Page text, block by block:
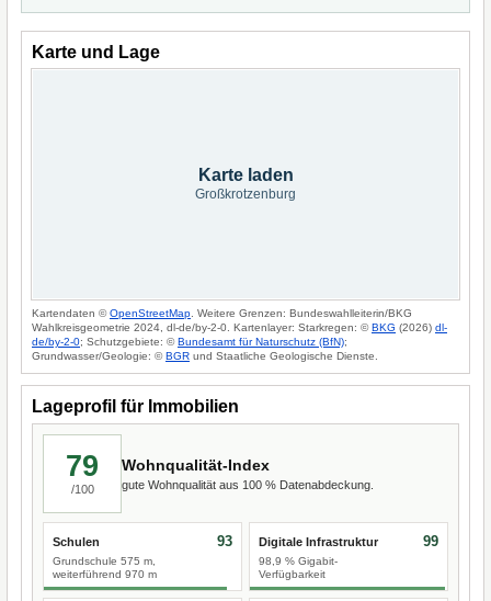
Karte und Lage
Karte laden
Großkrotzenburg
Kartendaten ©OpenStreetMap . Weitere Grenzen: Bundeswahlleiterin/BKG
Wahlkreisgeometrie 2024, dl-de/by-2-0. Kartenlayer: Starkregen: ©BKG (2026) dl-
de/by-2-0; Schutzgebiete: ©Bundesamt für Naturschutz (BfN);
Grundwasser/Geologie: ©BGR und Staatliche Geologische Dienste.
Lageprofil für Immobilien
79
/100
Wohnqualität-Index
gute Wohnqualität aus 100 % Datenabdeckung.
Schulen
Grundschule 575 m,
weiterführend 970 m
93 Digitale Infrastruktur
98,9 % Gigabit-
Verfügbarkeit
99